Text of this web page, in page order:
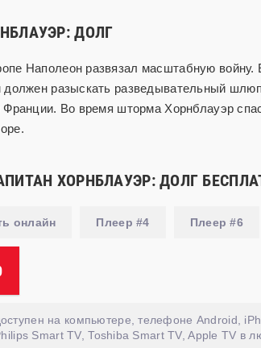
ДОЛГ
Наполеон развязал масштабную войну.
разыскать разведывательный
Франции. Во время шторма Хорнблауэр
ХОРНБЛАУЭР: ДОЛГ
онлайн Плеер #4 Плеер #6
на компьютере, телефоне Android,
Smart TV, Toshiba Smart TV, Apple TV в